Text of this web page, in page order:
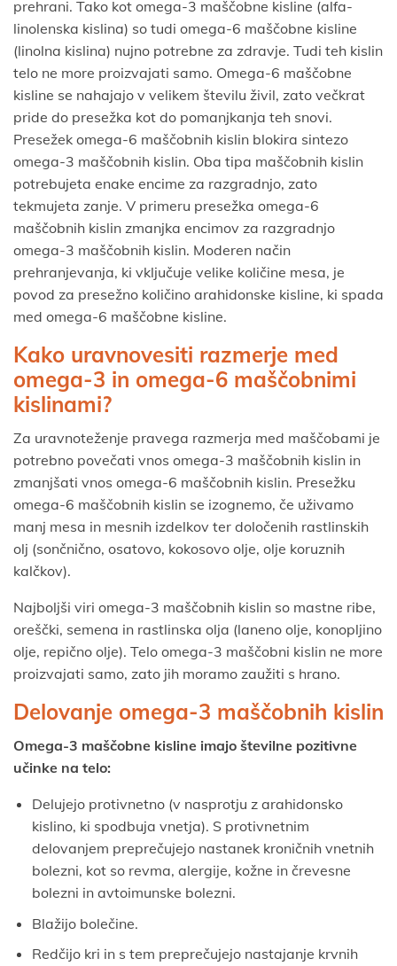
prehrani. Tako kot omega-3 maščobne kisline (alfa-
linolenska kislina) so tudi omega-6 maščobne kisline
(linolna kislina) nujno potrebne za zdravje. Tudi teh kislin
telo ne more proizvajati samo. Omega-6 maščobne
kisline se nahajajo v velikem številu živil, zato večkrat
pride do presežka kot do pomanjkanja teh snovi.
Presežek omega-6 maščobnih kislin blokira sintezo
omega-3 maščobnih kislin. Oba tipa maščobnih kislin
potrebujeta enake encime za razgradnjo, zato
tekmujeta zanje. V primeru presežka omega-6
maščobnih kislin zmanjka encimov za razgradnjo
omega-3 maščobnih kislin. Moderen način
prehranjevanja, ki vključuje velike količine mesa, je
povod za presežno količino arahidonske kisline, ki spada
med omega-6 maščobne kisline.
Kako uravnovesiti razmerje med
omega-3 in omega-6 maščobnimi
kislinami?
Za uravnoteženje pravega razmerja med maščobami je
potrebno povečati vnos omega-3 maščobnih kislin in
zmanjšati vnos omega-6 maščobnih kislin. Presežku
omega-6 maščobnih kislin se izognemo, če uživamo
manj mesa in mesnih izdelkov ter določenih rastlinskih
olj (sončnično, osatovo, kokosovo olje, olje koruznih
kalčkov).
Najboljši viri omega-3 maščobnih kislin so mastne ribe,
oreščki, semena in rastlinska olja (laneno olje, konopljino
olje, repično olje). Telo omega-3 maščobni kislin ne more
proizvajati samo, zato jih moramo zaužiti s hrano.
Delovanje omega-3 maščobnih kislin
Omega-3 maščobne kisline imajo številne pozitivne
učinke na telo:
Delujejo protivnetno (v nasprotju z arahidonsko
kislino, ki spodbuja vnetja). S protivnetnim
delovanjem preprečujejo nastanek kroničnih vnetnih
bolezni, kot so revma, alergije, kožne in črevesne
bolezni in avtoimunske bolezni.
Blažijo bolečine.
Redčijo kri in s tem preprečujejo nastajanje krvnih